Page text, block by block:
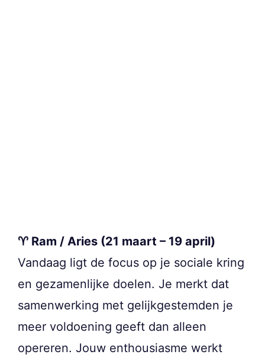
♈ Ram / Aries (21 maart – 19 april)
Vandaag ligt de focus op je sociale kring
en gezamenlijke doelen. Je merkt dat
samenwerking met gelijkgestemden je
meer voldoening geeft dan alleen
opereren. Jouw enthousiasme werkt